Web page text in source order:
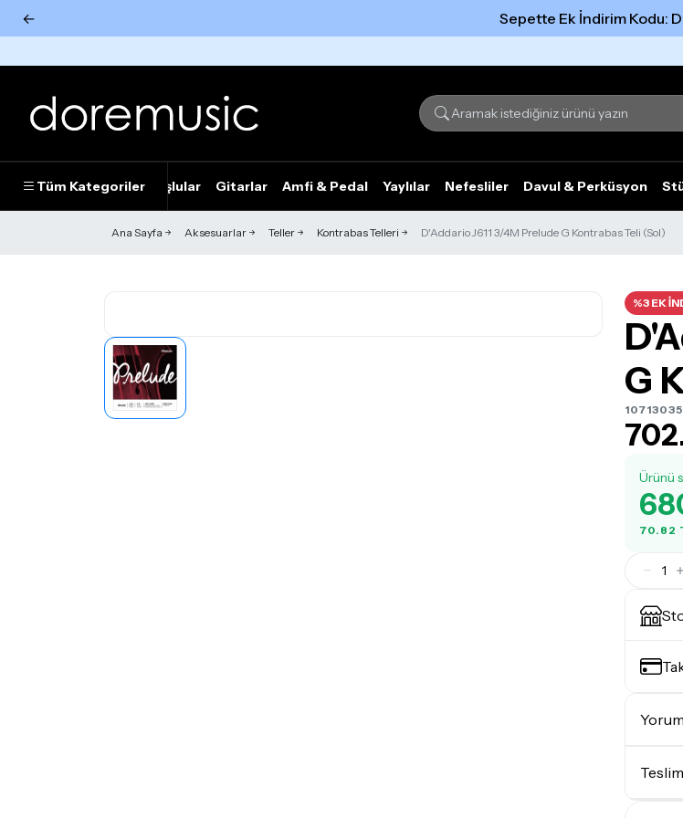
← Sepette Ek İndirim Kodu:
Tüm Kategoriler
Piyanolar Tuşlular Gitarlar Amfi & Pedal Yaylılar Nefesliler Davul & Perküsyon
Ana Sayfa Aksesuarlar Teller Kontrabas Telleri D'Addario J611 3/4M Prelude G Kontrabas Teli (Sol)
%3 EK
G
Ürünü
70.82
1
Tümünü Gör Tümünü gör